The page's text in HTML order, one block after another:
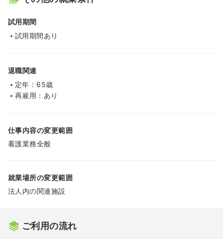
試用期間
試用期間あり
退職関連
定年：65歳
再雇用：あり
仕事内容の変更範囲
看護業務全般
就業場所の変更範囲
法人内の関連施設
ご利用の流れ